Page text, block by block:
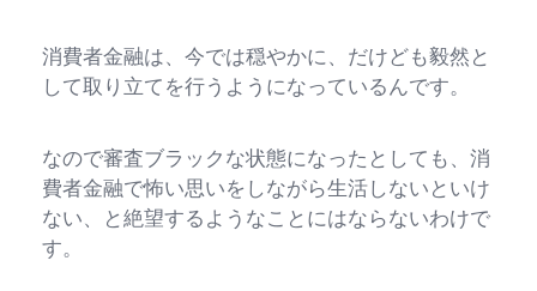
消費者金融は、今では穏やかに、だけども毅然と
して取り立てを行うようになっているんです。
なので審査ブラックな状態になったとしても、消
費者金融で怖い思いをしながら生活しないといけ
ない、と絶望するようなことにはならないわけで
す。